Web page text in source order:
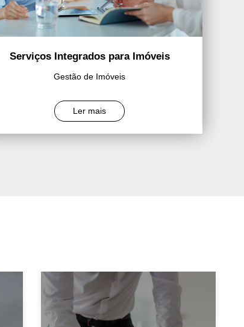
Serviços Integrados para Imóveis
Gestão de Imóveis
Ler mais